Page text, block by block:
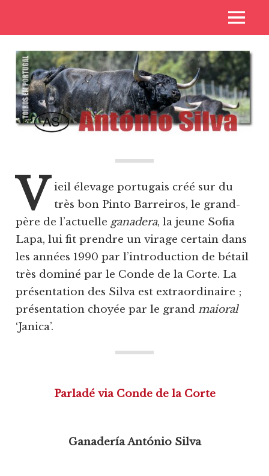
Toros
de
Casta
aux
des
toros
MENU
V ieil élevage portugais créé sur du
très bon Pinto Barreiros, le grand-
père de l’actuelle ganadera, la jeune Sofia
Lapa, lui fit prendre un virage certain dans
les années 1990 par l’introduction de bétail
très dominé par le Conde de la Corte. La
présentation des Silva est extraordinaire ;
présentation choyée par le grand maioral
‘Janica’.
Parladé via Conde de la Corte
Ganadería António Silva